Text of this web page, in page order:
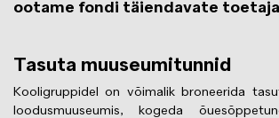
ootame fondi täiendavate
Tasuta muuseumitunnid
Kooligruppidel on võimalik broneerida
loodusmuuseumis, kogeda